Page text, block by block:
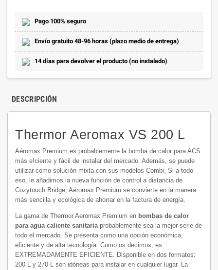
Pago 100% seguro
Envío gratuito 48-96 horas (plazo medio de entrega)
14 días para devolver el producto (no instalado)
DESCRIPCIÓN
Thermor Aeromax VS 200 L
Aéromax Premium es probablemente la bomba de calor para ACS
más e!ciente y fácil de instalar del mercado. Además, se puede
utilizar como solución mixta con sus modelos Combi. Si a todo
eso, le añadimos la nueva función de control a distancia de
Cozytouch Bridge, Aéromax Premium se convierte en la manera
más sencilla y ecológica de ahorrar en la factura de energía.
La gama de Thermor Aeromax Premium en bombas de calor
para agua caliente sanitariaprobablemente sea la mejor serie de
todo el mercado. Se presenta como una opción económica,
eficiente y de alta tecnología. Como os decimos, es
EXTREMADAMENTE EFICIENTE. Disponible en dos formatos:
200 L y 270 L son idóneas para instalar en cualquier lugar. La